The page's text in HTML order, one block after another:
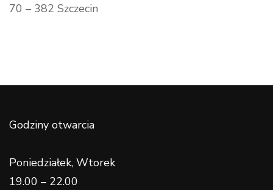
70 – 382 Szczecin
Godziny otwarcia
Poniedziałek, Wtorek
19.00 – 22.00